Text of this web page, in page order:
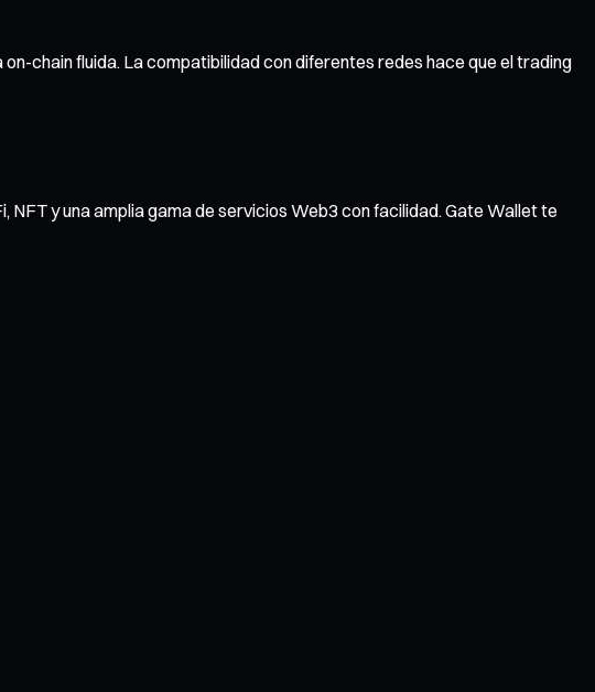
chain fluida. La compatibilidad con diferentes redes hace que el trading
y una amplia gama de servicios Web3 con facilidad. Gate Wallet te